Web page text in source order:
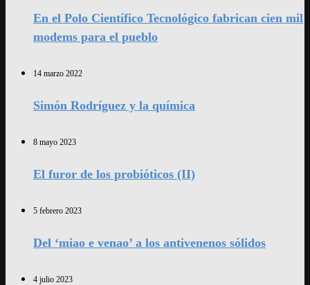
En el Polo Científico Tecnológico fabrican cien mil
modems para el pueblo
14 marzo 2022
Simón Rodríguez y la química
8 mayo 2023
El furor de los probióticos (II)
5 febrero 2023
Del ‘miao e venao’ a los antivenenos sólidos
4 julio 2023